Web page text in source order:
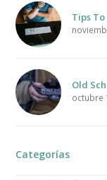
Tips
Old
octubre
Categorías